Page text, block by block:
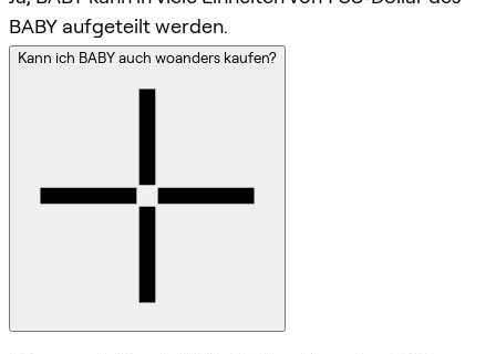
BABY aufgeteilt werden.
Kann ich BABY auch woanders kaufen?